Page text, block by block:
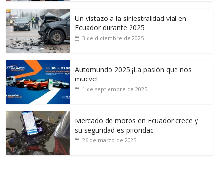
Un vistazo a la siniestralidad vial en
Ecuador durante 2025
3 de diciembre de 2025
Automundo 2025 ¡La pasión que nos
mueve!
1 de septiembre de 2025
Mercado de motos en Ecuador crece y
su seguridad es prioridad
26 de marzo de 2025